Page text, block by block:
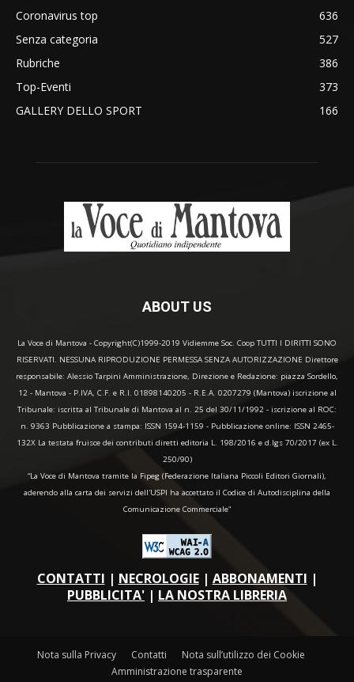
Coronavirus top
636
Senza categoria
527
Rubriche
386
Top-Eventi
373
GALLERY DELLO SPORT
166
ABOUT US
La Voce di Mantova - Copyright(C)1999-2019 Vidiemme Soc. Coop TUTTI I DIRITTI SONO
RISERVATI. NESSUNA RIPRODUZIONE PERMESSA SENZA AUTORIZZAZIONE Direttore
responsabile: Alessio Tarpini Amministrazione, Direzione e Redazione: piazza Sordello,
12 - Mantova - P.IVA, C.F. e R.I. 01898140205 - R.E.A. 0207279 (Mantova) iscrizione al
Tribunale: iscritta al Tribunale di Mantova al n. 25 del 30/11/1992 - iscrizione al ROC:
n. 9363 Pubblicazione a stampa: ISSN 1594-1159 - Pubblicazione online: ISSN 2465-
132X La testata fruisce dei contributi diretti editoria L. 198/2016 e d.lgs 70/2017 (ex L.
250/90)
“La Voce di Mantova tramite la Fipeg (Federazione Italiana Piccoli Editori Giornali),
aderendo alla carta dei servizi dell'USPI ha accettato il Codice di Autodisciplina della
Comunicazione Commerciale"
CONTATTI | NECROLOGIE| ABBONAMENTI |
PUBBLICITA' | LA NOSTRA LIBRERIA
Nota sulla Privacy Contatti
Nota sull’utilizzo dei Cookie
Amministrazione trasparente